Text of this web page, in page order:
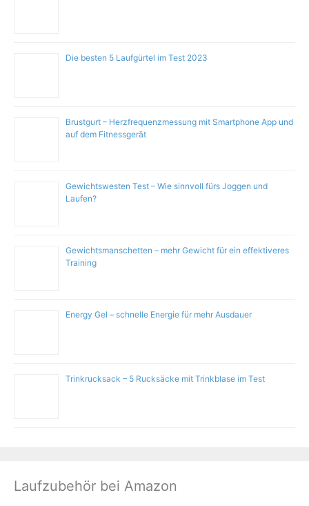
Die besten 5 Laufgürtel im Test 2023
Brustgurt – Herzfrequenzmessung mit Smartphone App und
auf dem Fitnessgerät
Gewichtswesten Test – Wie sinnvoll fürs Joggen und
Laufen?
Gewichtsmanschetten – mehr Gewicht für ein effektiveres
Training
Energy Gel – schnelle Energie für mehr Ausdauer
Trinkrucksack – 5 Rucksäcke mit Trinkblase im Test
Laufzubehör bei Amazon